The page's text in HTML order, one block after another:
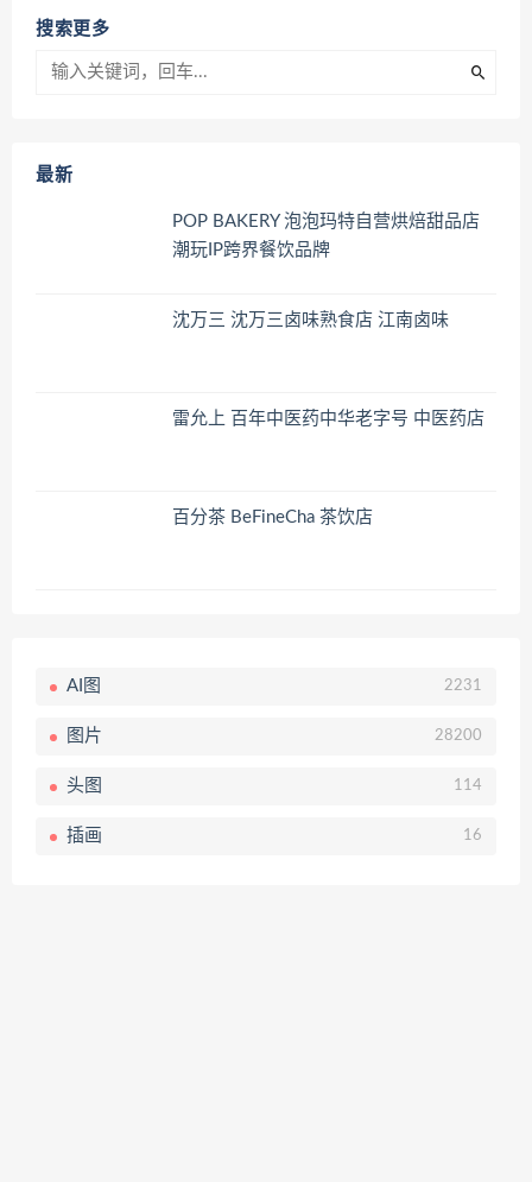
搜索更多
最新
POP BAKERY 泡泡玛特自营烘焙甜品店
潮玩IP跨界餐饮品牌
沈万三 沈万三卤味熟食店 江南卤味
雷允上 百年中医药中华老字号 中医药店
百分茶 BeFineCha 茶饮店
AI图 2231
图片 28200
头图 114
插画 16